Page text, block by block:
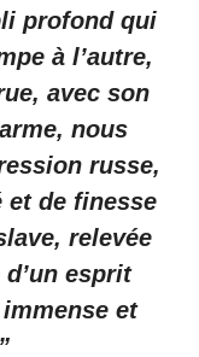
profond qui
à l’autre,
avec son
nous
russe,
et de finesse
relevée
esprit
et